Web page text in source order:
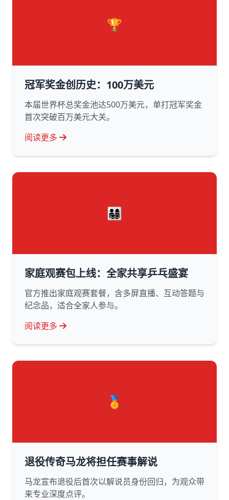
🏆
冠军奖金创历史：100万美元
本届世界杯总奖金池达500万美元，单打冠军奖金
首次突破百万美元大关。
阅读更多
👨‍👩‍👧‍👦
家庭观赛包上线：全家共享乒乓盛宴
官方推出家庭观赛套餐，含多屏直播、互动答题与
纪念品，适合全家人参与。
阅读更多
🏅
退役传奇马龙将担任赛事解说
马龙宣布退役后首次以解说员身份回归，为观众带
来专业深度点评。